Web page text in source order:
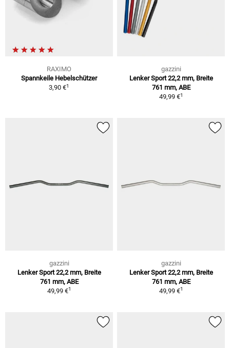
RAXIMO
Spannkeile Hebelschützer
3,90 €1
gazzini
Lenker Sport 22,2 mm, Breite
761 mm, ABE
49,99 €1
gazzini
Lenker Sport 22,2 mm, Breite
761 mm, ABE
49,99 €1
gazzini
Lenker Sport 22,2 mm, Breite
761 mm, ABE
49,99 €1